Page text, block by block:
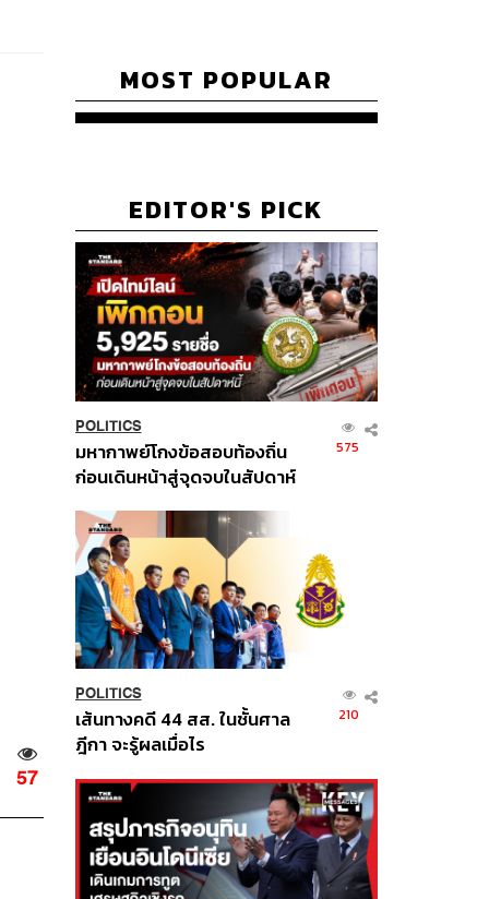
57
MOST POPULAR
EDITOR'S PICK
POLITICS
มหากาพย์โกงข้อสอบท้องถิ่น
ก่อนเดินหน้าสู่จุดจบในสัปดาห์
575
POLITICS
เส้นทางคดี 44 สส. ในชั้นศาล
ฎีกา จะรู้ผลเมื่อไร
210